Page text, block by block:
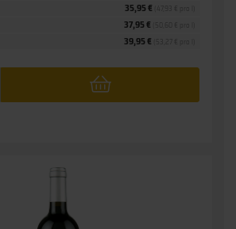
39,95 €
37,95 €
35,95 €